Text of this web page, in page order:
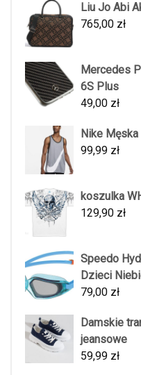
Liu Jo Abi
765,00 zł
Mercedes
6S Plus
49,00 zł
Nike
99,99 zł
koszulka
129,90 zł
Speedo
Dzieci
79,00 zł
Damskie
jeansowe
59,99 zł